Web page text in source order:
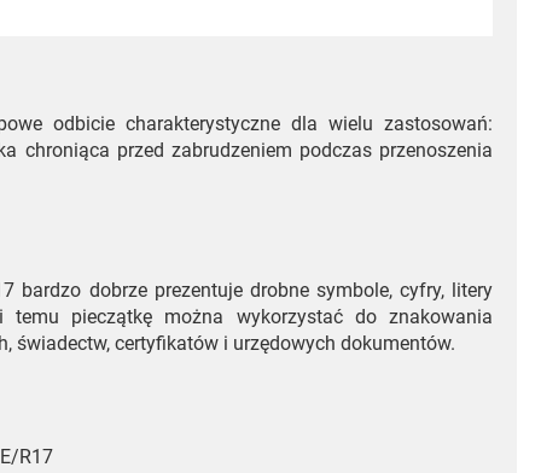
odbicie charakterystyczne dla wielu zastosowań:
chroniąca przed zabrudzeniem podczas przenoszenia
bardzo dobrze prezentuje drobne symbole, cyfry, litery
temu pieczątkę można wykorzystać do znakowania
świadectw, certyfikatów i urzędowych dokumentów.
R17